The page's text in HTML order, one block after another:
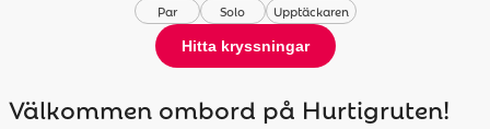
Par Solo Upptäckaren
Hitta kryssningar
Välkommen ombord på Hurtigruten!